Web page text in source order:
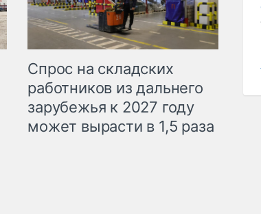
Спрос на складских
работников из дальнего
зарубежья к 2027 году
может вырасти в 1,5 раза